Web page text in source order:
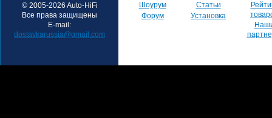
© 2005-2026 Auto-HiFi
Все права защищены
E-mail:
dostavkarussia@gmail.com
Шоурум
Форум
Статьи
Установка